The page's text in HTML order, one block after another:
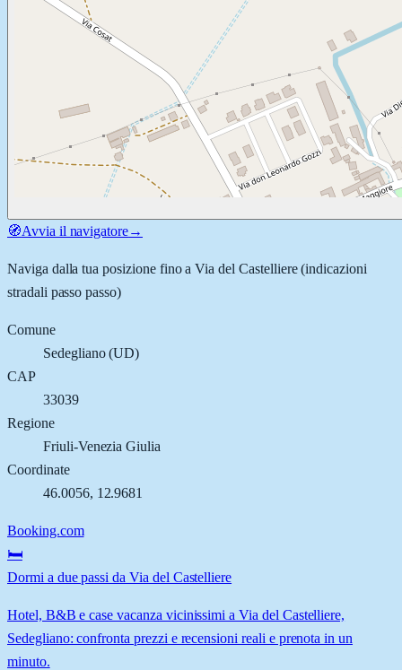
🧭Avvia il navigatore→
Naviga dalla tua posizione fino aVia del Castelliere(indicazioni
stradali passo passo)
Comune
Sedegliano(UD)
CAP
33039
Regione
Friuli-Venezia Giulia
Coordinate
46.0056, 12.9681
Booking.com
🛏️
Dormi a due passi da Via del Castelliere
Hotel, B&B e case vacanza vicinissimi a Via del Castelliere,
Sedegliano: confronta prezzi e recensioni reali e prenota in un
minuto.